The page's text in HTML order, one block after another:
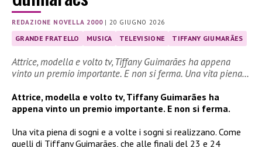
REDAZIONE NOVELLA 2000|20 GIUGNO 2026
GRANDE FRATELLO MUSICA TELEVISIONE TIFFANY GIUMARÃES
Attrice, modella e volto tv, Tiffany Guimarães ha appena
vinto un premio importante. E non si ferma. Una vita piena…
Attrice, modella e volto tv, Tiffany Guimarães ha
appena vinto un premio importante. E non si ferma.
Una vita piena di sogni e a volte i sogni si realizzano. Come
quelli di Tiffany Guimarães, che alle finali del 23 e 24